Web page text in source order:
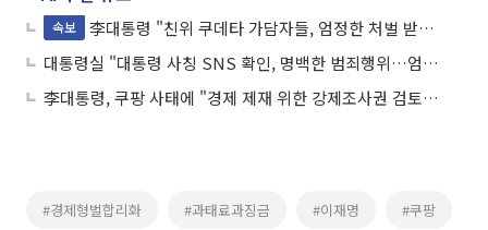
속보
李대통령 "친위 쿠데타 가담자들, 엄정한 처벌 받아야"
대통령실 "대통령 사칭 SNS 확인, 명백한 범죄행위…엄중 처벌"
李대통령, 쿠팡 사태에 "경제 제재 위한 강제조사권 검토하라"
#경제형벌합리화 #과태료과징금 #이재명 #쿠팡